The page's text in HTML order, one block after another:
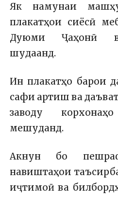
Як намунаи
плакатҳои сиёсӣ
Дуюми Ҷаҳонӣ
шудаанд.
Ин плакатҳо барои
сафи артиш ва
заводу
мешуданд.
Акнун бо
навиштаҳои
иҷтимоӣ ва